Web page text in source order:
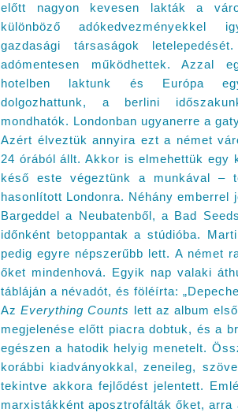
előtt nagyon kevesen lakták a
különböző adókedvezményekkel
gazdasági társaságok
adómentesen működhettek. Azzal
hotelben laktunk és Európa
dolgozhattunk, a berlini
mondhatók. Londonban ugyanerre a
Azért élveztük annyira ezt a német
24 órából állt. Akkor is elmehettük egy
késő este végeztünk a munkával –
hasonlított Londonra. Néhány emberrel
Bargeddel a Neubatenből, a Bad
időnként betoppantak a stúdióba.
pedig egyre népszerűbb lett. A német
őket mindenhová. Egyik nap valaki
tábláján a névadót, és föléírta:
AzEverything Counts lett az album
megjelenése előtt piacra dobtuk, és a
egészen a hatodik helyig menetelt.
korábbi kiadványokkal, zeneileg,
tekintve akkora fejlődést jelentett.
marxistákként aposztrofálták őket,